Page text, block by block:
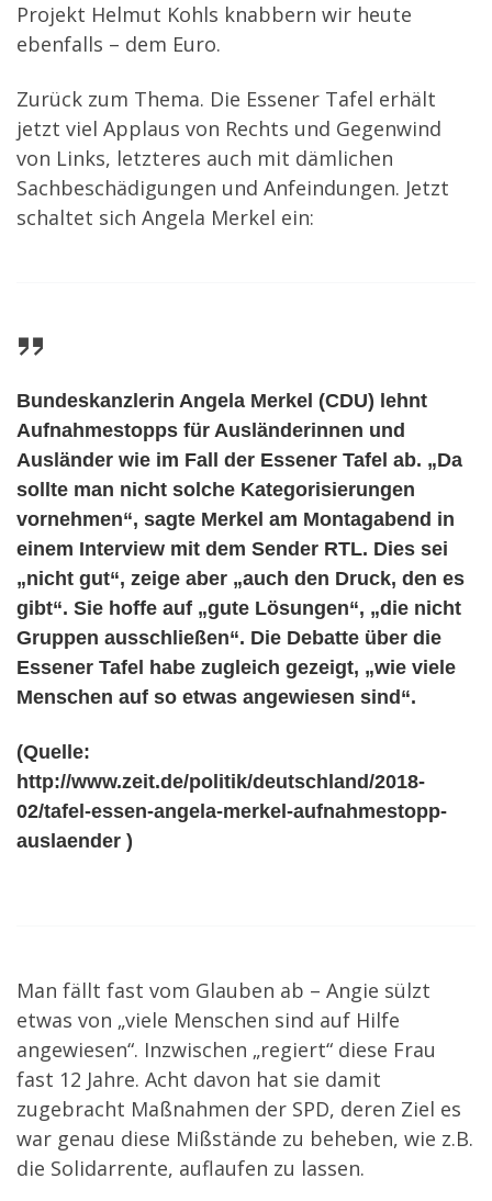
Projekt Helmut Kohls knabbern wir heute
ebenfalls – dem Euro.
Zurück zum Thema. Die Essener Tafel erhält
jetzt viel Applaus von Rechts und Gegenwind
von Links, letzteres auch mit dämlichen
Sachbeschädigungen und Anfeindungen. Jetzt
schaltet sich Angela Merkel ein:
Bundeskanzlerin Angela Merkel (CDU) lehnt
Aufnahmestopps für Ausländerinnen und
Ausländer wie im Fall der Essener Tafel ab. „Da
sollte man nicht solche Kategorisierungen
vornehmen“, sagte Merkel am Montagabend in
einem Interview mit dem Sender RTL. Dies sei
„nicht gut“, zeige aber „auch den Druck, den es
gibt“. Sie hoffe auf „gute Lösungen“, „die nicht
Gruppen ausschließen“. Die Debatte über die
Essener Tafel habe zugleich gezeigt, „wie viele
Menschen auf so etwas angewiesen sind“.
(Quelle:
http://www.zeit.de/politik/deutschland/2018-
02/tafel-essen-angela-merkel-aufnahmestopp-
auslaender )
Man fällt fast vom Glauben ab – Angie sülzt
etwas von „viele Menschen sind auf Hilfe
angewiesen“. Inzwischen „regiert“ diese Frau
fast 12 Jahre. Acht davon hat sie damit
zugebracht Maßnahmen der SPD, deren Ziel es
war genau diese Mißstände zu beheben, wie z.B.
die Solidarrente, auflaufen zu lassen.